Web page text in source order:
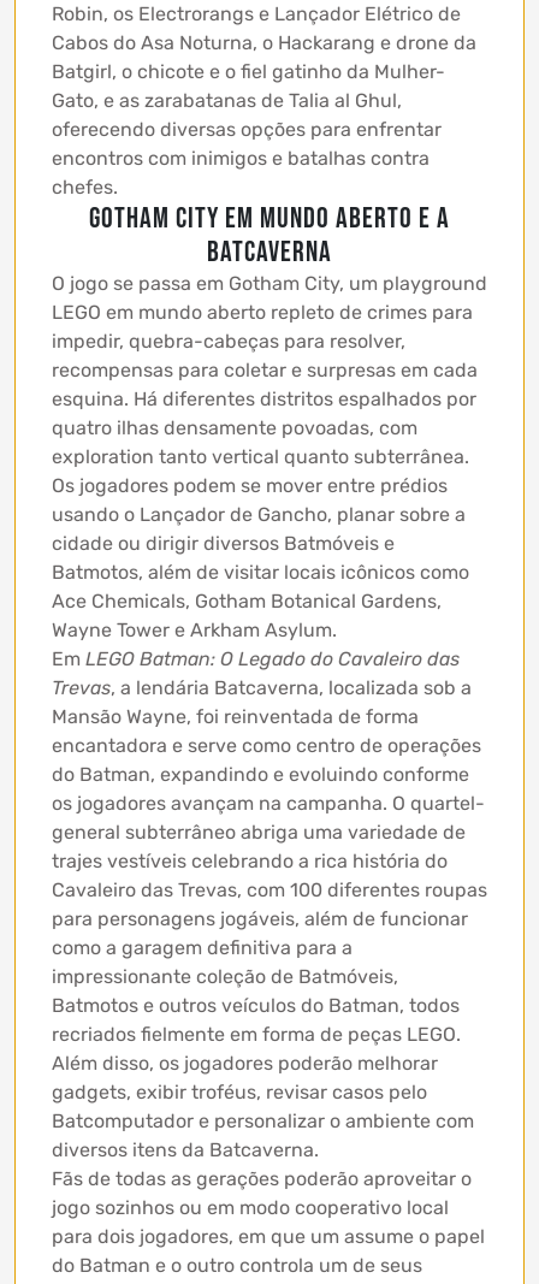
Robin, os Electrorangs e Lançador Elétrico de
Cabos do Asa Noturna, o Hackarang e drone da
Batgirl, o chicote e o fiel gatinho da Mulher-
Gato, e as zarabatanas de Talia al Ghul,
oferecendo diversas opções para enfrentar
encontros com inimigos e batalhas contra
chefes.
Gotham City em Mundo Aberto e a
Batcaverna
O jogo se passa em Gotham City, um playground
LEGO em mundo aberto repleto de crimes para
impedir, quebra-cabeças para resolver,
recompensas para coletar e surpresas em cada
esquina. Há diferentes distritos espalhados por
quatro ilhas densamente povoadas, com
exploration tanto vertical quanto subterrânea.
Os jogadores podem se mover entre prédios
usando o Lançador de Gancho, planar sobre a
cidade ou dirigir diversos Batmóveis e
Batmotos, além de visitar locais icônicos como
Ace Chemicals, Gotham Botanical Gardens,
Wayne Tower e Arkham Asylum.
Em LEGO Batman: O Legado do Cavaleiro das
Trevas, a lendária Batcaverna, localizada sob a
Mansão Wayne, foi reinventada de forma
encantadora e serve como centro de operações
do Batman, expandindo e evoluindo conforme
os jogadores avançam na campanha. O quartel-
general subterrâneo abriga uma variedade de
trajes vestíveis celebrando a rica história do
Cavaleiro das Trevas, com 100 diferentes roupas
para personagens jogáveis, além de funcionar
como a garagem definitiva para a
impressionante coleção de Batmóveis,
Batmotos e outros veículos do Batman, todos
recriados fielmente em forma de peças LEGO.
Além disso, os jogadores poderão melhorar
gadgets, exibir troféus, revisar casos pelo
Batcomputador e personalizar o ambiente com
diversos itens da Batcaverna.
Fãs de todas as gerações poderão aproveitar o
jogo sozinhos ou em modo cooperativo local
para dois jogadores, em que um assume o papel
do Batman e o outro controla um de seus